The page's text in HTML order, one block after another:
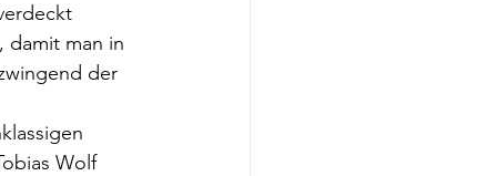
damit man in
der
Wolf